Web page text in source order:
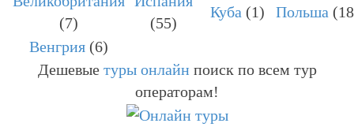
(7)
(55)
Куба (1) Польша
Венгрия (6)
Дешевые туры онлайн поиск по всем тур
операторам!